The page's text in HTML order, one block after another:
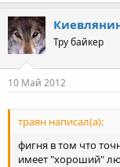
Тру байкер
10 Май 2012
траян написал(а):
фигня в том что
имеет "хороший"